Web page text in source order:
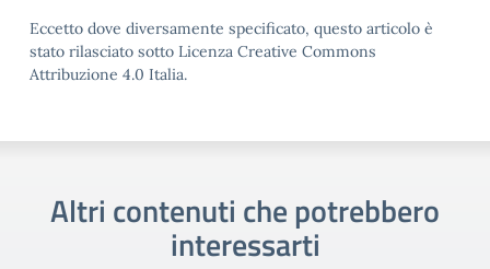
Eccetto dove diversamente specificato, questo articolo è
stato rilasciato sotto Licenza Creative Commons
Attribuzione 4.0 Italia.
Altri contenuti che potrebbero
interessarti